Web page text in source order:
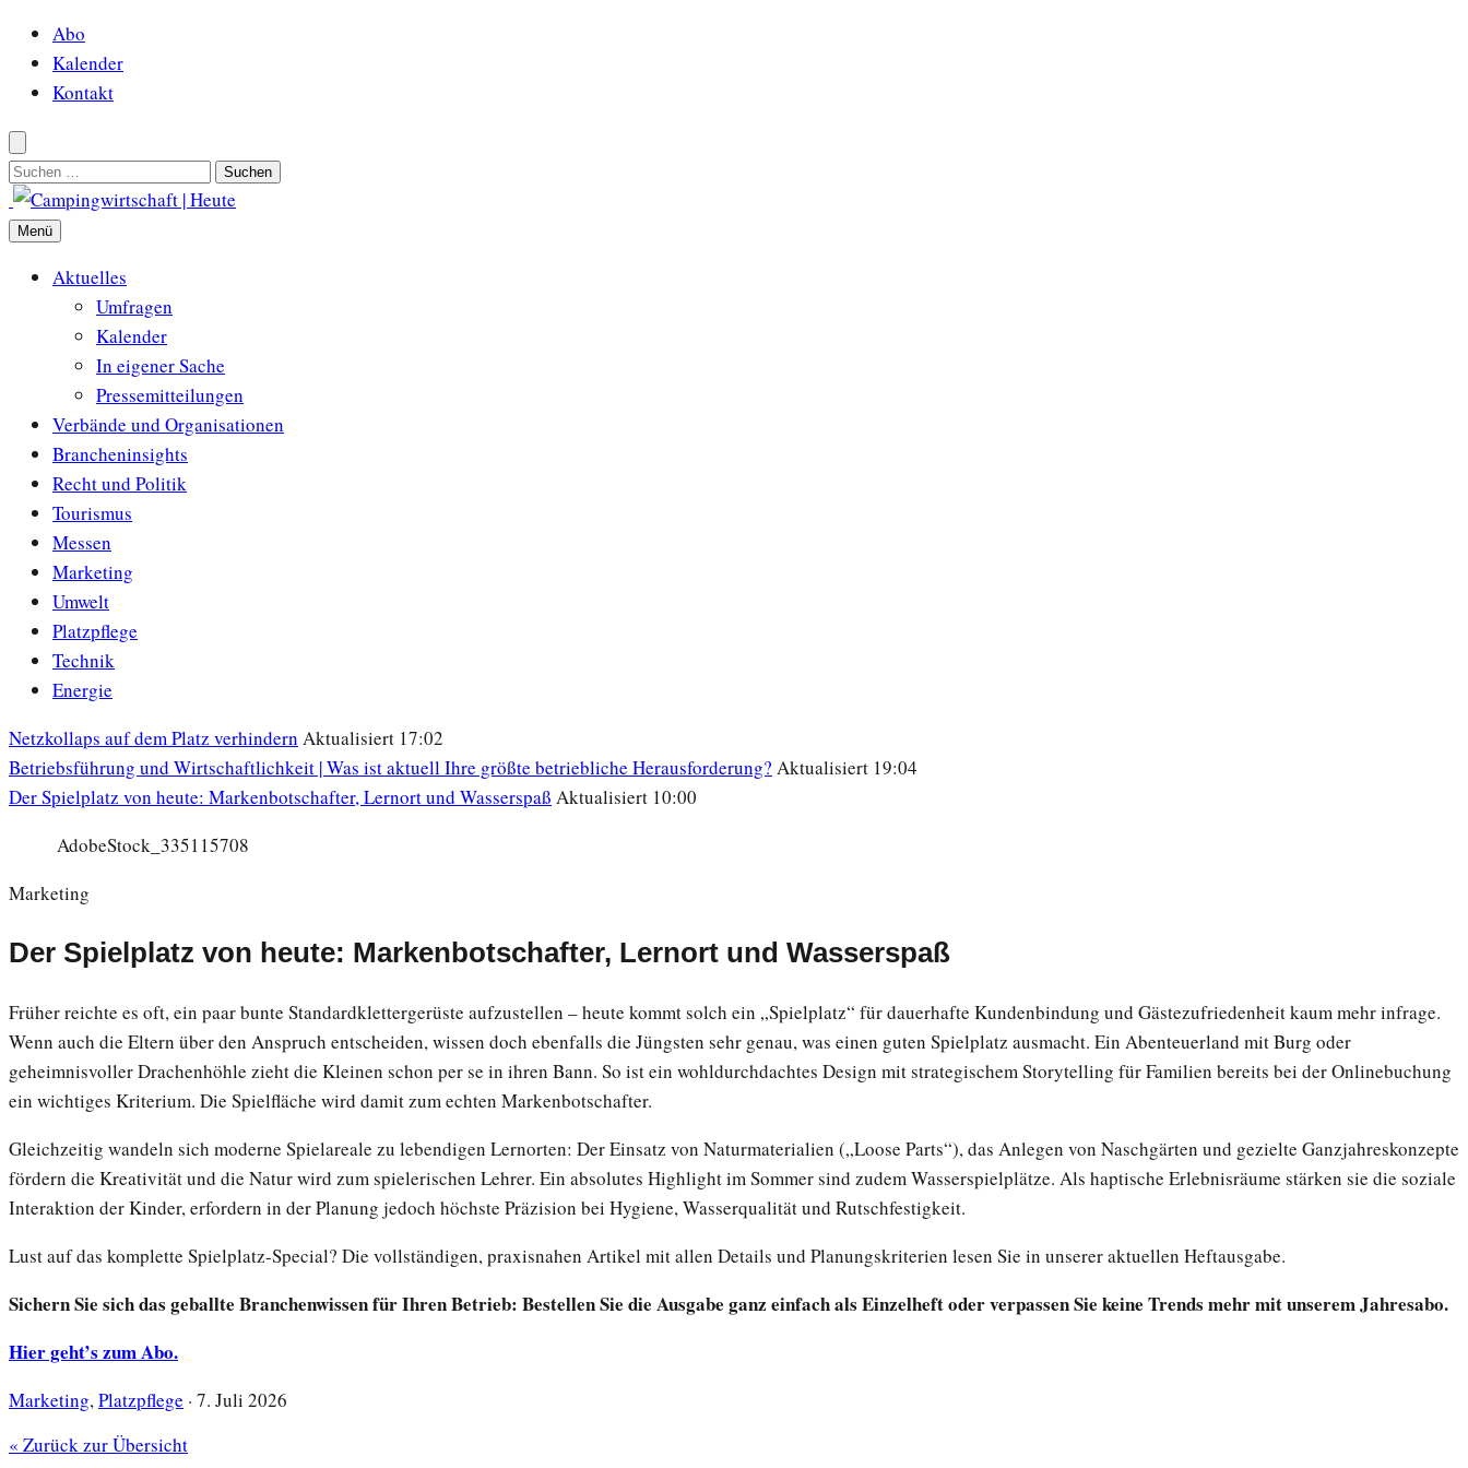
Zum
Inhalt
springen
Abo
Kalender
Kontakt
Suchen
nach:
Menü
Aktuelles
Umfragen
Kalender
In eigener Sache
Pressemitteilungen
Verbände und Organisationen
Brancheninsights
Recht und Politik
Tourismus
Messen
Marketing
Umwelt
Platzpflege
Technik
Energie
Netzkollaps auf dem Platz verhindern Aktualisiert 17:02
Betriebsführung und Wirtschaftlichkeit | Was ist aktuell Ihre größte betriebliche Herausforderung? Aktualisiert 19:04
Der Spielplatz von heute: Markenbotschafter, Lernort und Wasserspaß Aktualisiert 10:00
AdobeStock_335115708
Marketing
Der Spielplatz von heute: Markenbotschafter, Lernort und Wasserspaß
Früher reichte es oft, ein paar bunte Standardklettergerüste aufzustellen – heute kommt solch ein „Spielplatz“ für dauerhafte Kundenbindung und Gästezufriedenheit kaum mehr infrage.
Wenn auch die Eltern über den Anspruch entscheiden, wissen doch ebenfalls die Jüngsten sehr genau, was einen guten Spielplatz ausmacht. Ein Abenteuerland mit Burg oder
geheimnisvoller Drachenhöhle zieht die Kleinen schon per se in ihren Bann. So ist ein wohldurchdachtes Design mit strategischem Storytelling für Familien bereits bei der Onlinebuchung
ein wichtiges Kriterium. Die Spielfläche wird damit zum echten Markenbotschafter.
Gleichzeitig wandeln sich moderne Spielareale zu lebendigen Lernorten: Der Einsatz von Naturmaterialien („Loose Parts“), das Anlegen von Naschgärten und gezielte Ganzjahreskonzepte
fördern die Kreativität und die Natur wird zum spielerischen Lehrer. Ein absolutes Highlight im Sommer sind zudem Wasserspielplätze. Als haptische Erlebnisräume stärken sie die soziale
Interaktion der Kinder, erfordern in der Planung jedoch höchste Präzision bei Hygiene, Wasserqualität und Rutschfestigkeit.
Lust auf das komplette Spielplatz-Special? Die vollständigen, praxisnahen Artikel mit allen Details und Planungskriterien lesen Sie in unserer aktuellen Heftausgabe.
Sichern Sie sich das geballte Branchenwissen für Ihren Betrieb: Bestellen Sie die Ausgabe ganz einfach als Einzelheft oder verpassen Sie keine Trends mehr mit unserem Jahresabo.
Hier geht’s zum Abo.
Marketing,Platzpflege · 7. Juli 2026
« Zurück zur Übersicht